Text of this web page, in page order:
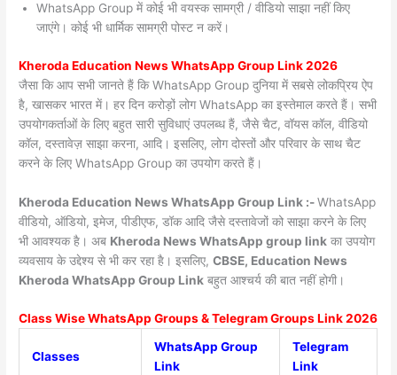
WhatsApp Group में कोई भी वयस्क सामग्री / वीडियो साझा नहीं किए
जाएंगे। कोई भी धार्मिक सामग्री पोस्ट न करें।
KherodaEducation News WhatsApp Group Link 2026
जैसा कि आप सभी जानते हैं कि WhatsApp Group दुनिया में सबसे लोकप्रिय ऐप
है, खासकर भारत में। हर दिन करोड़ों लोग WhatsApp का इस्तेमाल करते हैं। सभी
उपयोगकर्ताओं के लिए बहुत सारी सुविधाएं उपलब्ध हैं, जैसे चैट, वॉयस कॉल, वीडियो
कॉल, दस्तावेज़ साझा करना, आदि। इसलिए, लोग दोस्तों और परिवार के साथ चैट
करने के लिए WhatsApp Group का उपयोग करते हैं।
Kheroda Education News WhatsApp Group Link :-WhatsApp
वीडियो, ऑडियो, इमेज, पीडीएफ, डॉक आदि जैसे दस्तावेजों को साझा करने के लिए
भी आवश्यक है। अब Kheroda NewsWhatsApp group link का उपयोग
व्यवसाय के उद्देश्य से भी कर रहा है। इसलिए,CBSE, Education News
Kheroda WhatsApp Group Link बहुत आश्चर्य की बात नहीं होगी।
Class Wise WhatsApp Groups & Telegram Groups Link 2026
Classes
WhatsApp Group
Link
Telegram
Link